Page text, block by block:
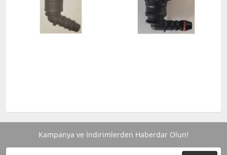
Kampanya ve İndirimlerden Haberdar Olun!